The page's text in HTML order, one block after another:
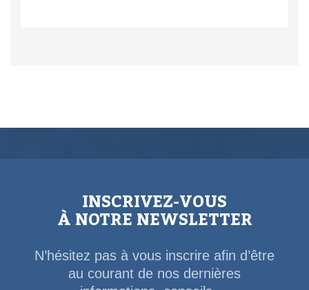
INSCRIVEZ-VOUS
À NOTRE NEWSLETTER
N’hésitez pas à vous inscrire afin d’être
au courant de nos dernières